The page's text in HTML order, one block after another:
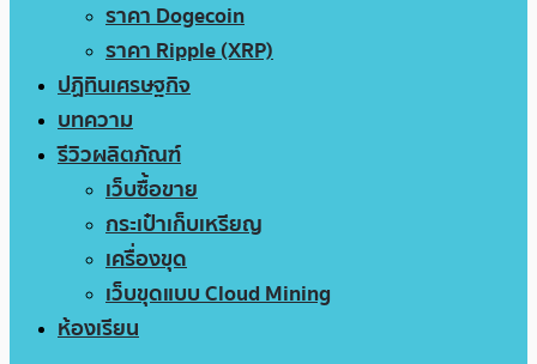
ราคา Dogecoin
ราคา Ripple (XRP)
ปฏิทินเศรษฐกิจ
บทความ
รีวิวผลิตภัณฑ์
เว็บซื้อขาย
กระเป๋าเก็บเหรียญ
เครื่องขุด
เว็บขุดแบบ Cloud Mining
ห้องเรียน